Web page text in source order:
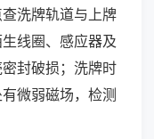
洗牌轨道与上牌
线圈、感应器及
封破损；洗牌时
微弱磁场，检测